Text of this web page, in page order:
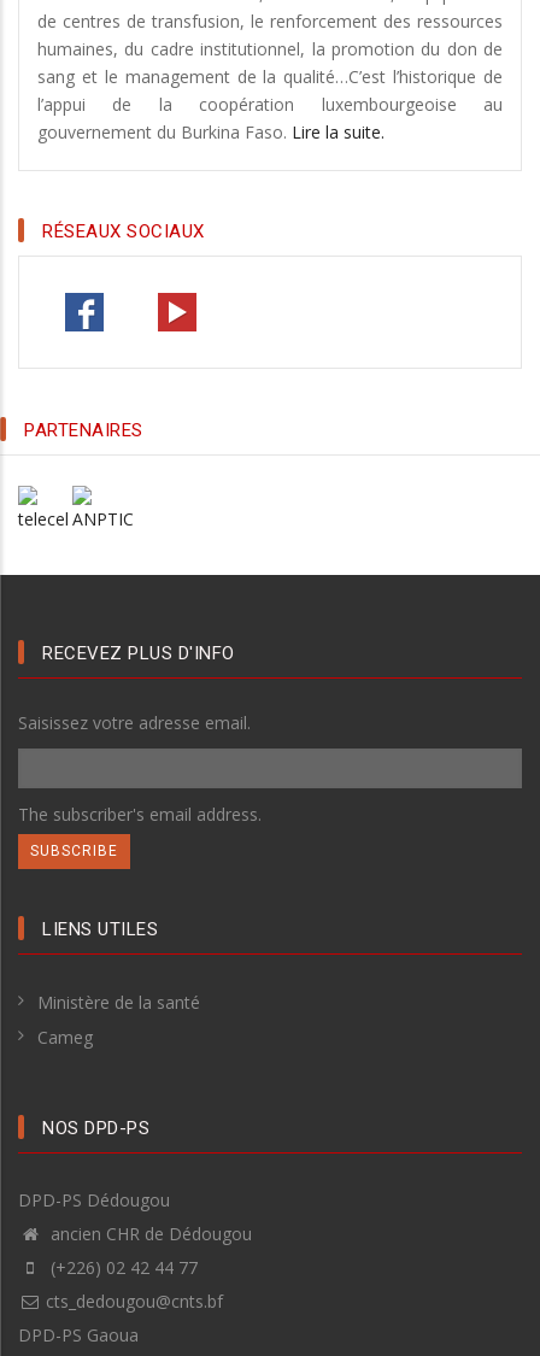
de centres de transfusion, le renforcement des ressources
humaines, du cadre institutionnel, la promotion du don de
sang et le management de la qualité…C’est l’historique de
l’appui de la coopération luxembourgeoise au
gouvernement du Burkina Faso. Lire la suite.
RÉSEAUX SOCIAUX
PARTENAIRES
RECEVEZ PLUS D'INFO
Saisissez votre adresse email.
The subscriber's email address.
LIENS UTILES
Ministère de la santé
Cameg
NOS DPD-PS
DPD-PS Dédougou
ancien CHR de Dédougou
(+226) 02 42 44 77
cts_dedougou@cnts.bf
DPD-PS Gaoua